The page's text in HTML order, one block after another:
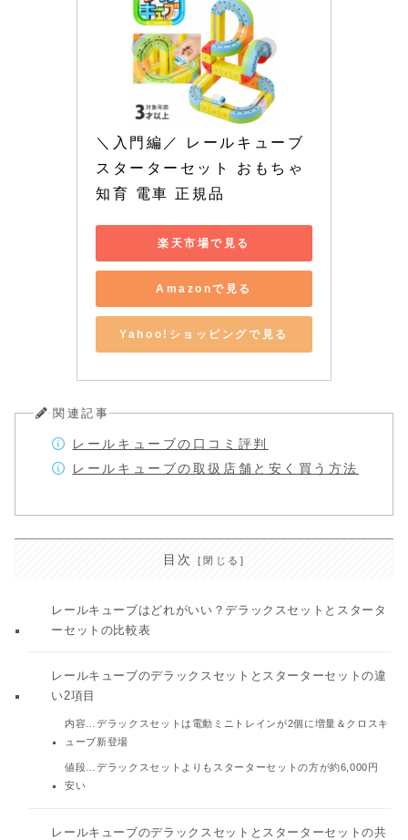
＼入門編／ レールキューブ
スターターセット おもちゃ
知育 電車 正規品
楽天市場で見る
Amazonで見る
Yahoo!ショッピングで見る
関連記事
レールキューブの口コミ評判
レールキューブの取扱店舗と安く買う方法
目次
レールキューブはどれがいい？デラックスセットとスタータ
ーセットの比較表
レールキューブのデラックスセットとスターターセットの違
い2項目
内容…デラックスセットは電動ミニトレインが2個に増量＆クロスキ
ューブ新登場
値段…デラックスセットよりもスターターセットの方が約6,000円
安い
レールキューブのデラックスセットとスターターセットの共